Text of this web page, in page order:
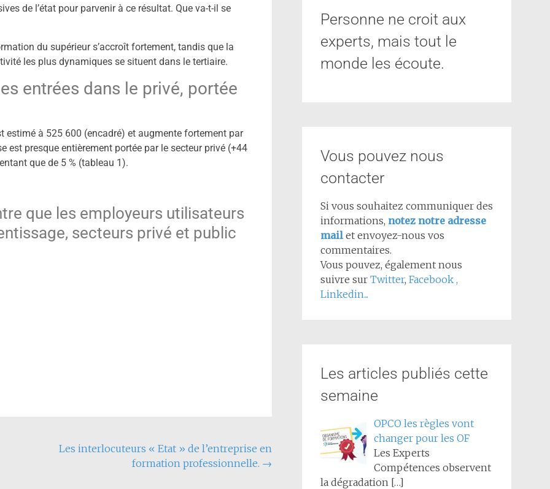
de l’état pour parvenir à ce résultat. Que va-t-il se
du supérieur s’accroît fortement, tandis que la
les plus dynamiques se situent dans le tertiaire.
entrées dans le privé, portée
estimé à 525 600 (encadré) et augmente fortement par
est presque entièrement portée par le secteur privé (+44
que de 5 % (tableau 1).
que les employeurs utilisateurs
secteurs privé et public
Les interlocuteurs « Etat » de l’entreprise en
formation professionnelle. →
Personne ne croit aux
experts, mais tout le
monde les écoute.
Vous pouvez nous
contacter
Si vous souhaitez communiquer des
informations, notez notre adresse
mail et envoyez-nous vos
commentaires.
Vous pouvez, également nous
suivre sur Twitter, Facebook ,
Linkedin...
Les articles publiés cette
semaine
OPCO les règles vont
changer pour les OF
Les Experts
Compétences observent
la dégradation […]